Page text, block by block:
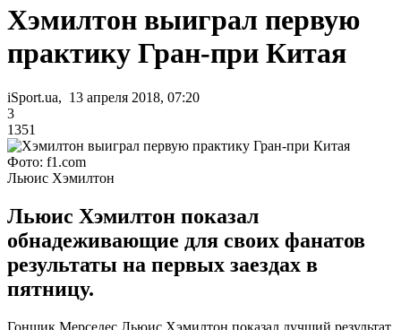
Хэмилтон выиграл первую
практику Гран-при Китая
iSport.ua, 13 апреля 2018, 07:20
3
1351
Фото: f1.com
Льюис Хэмилтон
Льюис Хэмилтон показал
обнадеживающие для своих фанатов
результаты на первых заездах в
пятницу.
Гонщик Мерседес Льюис Хэмилтон показал лучший результат